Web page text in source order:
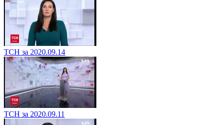
ТСН за 2020.09.14
ТСН за 2020.09.11